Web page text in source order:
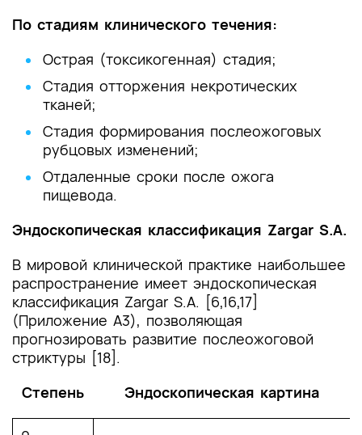
По стадиям клинического течения:
Острая (токсикогенная) стадия;
Стадия отторжения некротических
тканей;
Стадия формирования послеожоговых
рубцовых изменений;
Отдаленные сроки после ожога
пищевода.
Эндоскопическая классификация Zargar S.A.
В мировой клинической практике наибольшее
распространение имеет эндоскопическая
классификация Zargar S.A. [6,16,17]
(Приложение А3), позволяющая
прогнозировать развитие послеожоговой
стриктуры [18].
Степень
Эндоскопическая картина